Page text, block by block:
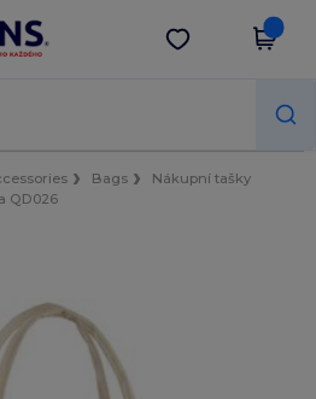
Stáhnout app
Bags
Nákupní tašky
QD026